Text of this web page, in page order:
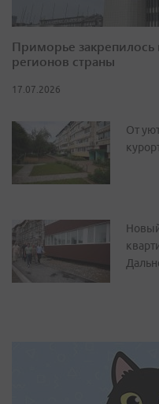
Приморье закрепилось
регионов страны
17.07.2026
От